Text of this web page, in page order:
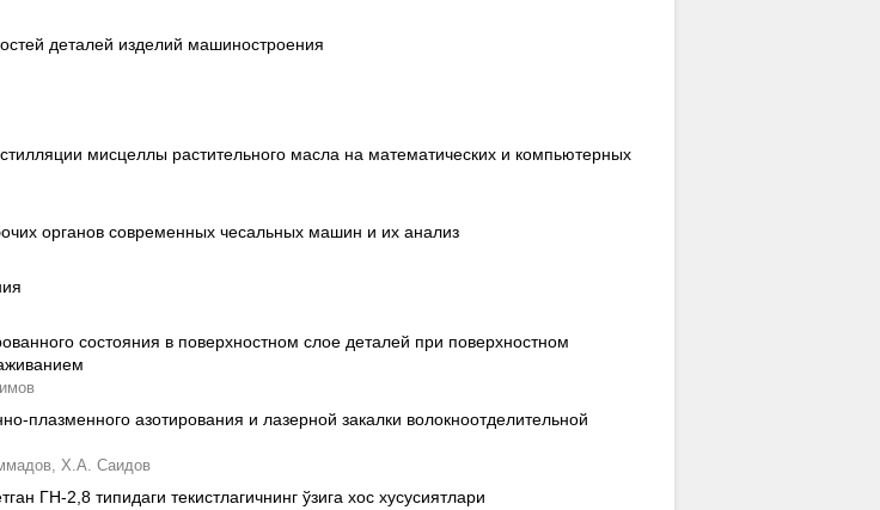
деталей изделий машиностроения
мисцеллы растительного масла на математических и компьютерных
органов современных чесальных машин и их анализ
состояния в поверхностном слое деталей при поверхностном
плазменного азотирования и лазерной закалки волокноотделительной
Х.А. Саидов
ГН-2,8 типидаги текистлагичнинг ўзига хос хусусиятлари